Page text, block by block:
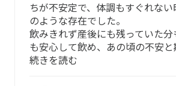
さらに独立機関による検査結果、EU薬
書の自社評価、農薬残留物、重金属・細
の有害物質の検査や、放射能のモニタリ
す。
い。
アレルギー体質、アトピー体
て使用される方
ちが不安定で、体調もすぐれない
のような存在でした。
飲みきれず産後にも残っていた
も安心して飲め、あの頃の不安
続きを読む